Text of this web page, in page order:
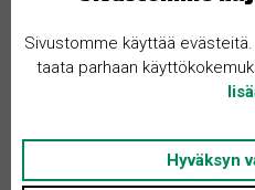
Huoneita + K: 2
Sivustomme käyttää
taata parhaan
Hyväksyn